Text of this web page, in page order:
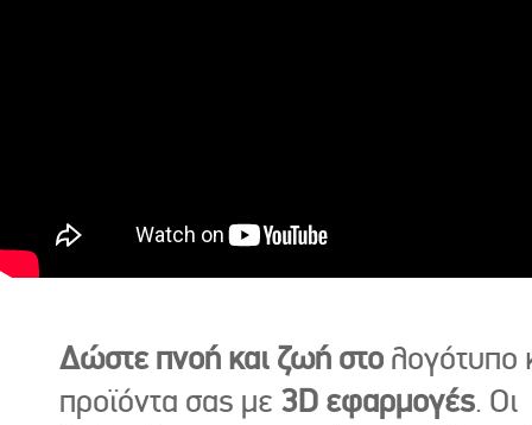
Δώστε πνοή και ζωή στο λογότυπο
προϊόντα σας με 3D εφαρμογές. Οι